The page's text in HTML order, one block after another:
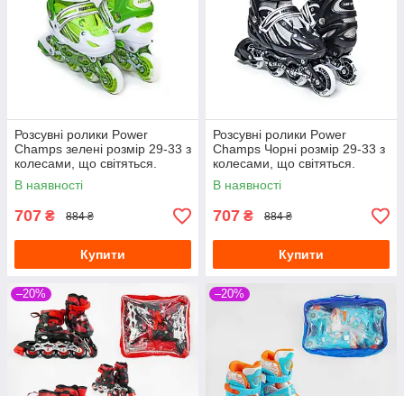
Розсувні ролики Power
Champs зелені розмір 29-33 з
колесами, що світяться.
В наявності
707 ₴ 884 ₴
Купити
Розсувні ролики Power
Champs Чорні розмір 29-33 з
колесами, що світяться.
В наявності
707 ₴ 884 ₴
Купити
–20% –20%